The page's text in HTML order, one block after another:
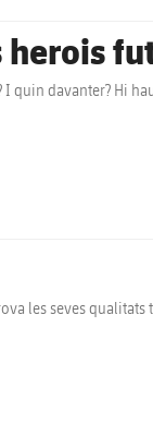
herois
quin davanter? Hi
les seves qualitats